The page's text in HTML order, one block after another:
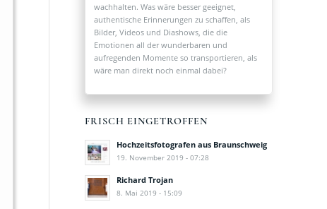
wachhalten. Was wäre besser geeignet,
authentische Erinnerungen zu schaffen, als
Bilder, Videos und Diashows, die die
Emotionen all der wunderbaren und
aufregenden Momente so transportieren, als
wäre man direkt noch einmal dabei?
FRISCH EINGETROFFEN
Hochzeitsfotografen aus Braunschweig
19. November 2019 - 07:28
Richard Trojan
8. Mai 2019 - 15:09